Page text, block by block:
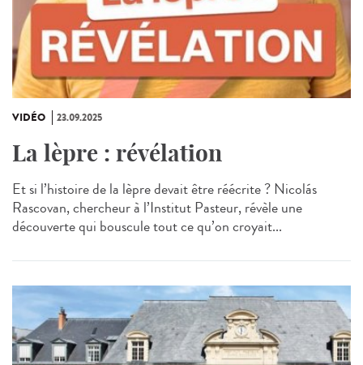
VIDÉO 23.09.2025
La lèpre : révélation
Et si l’histoire de la lèpre devait être réécrite ? Nicolás
Rascovan, chercheur à l’Institut Pasteur, révèle une
découverte qui bouscule tout ce qu’on croyait...